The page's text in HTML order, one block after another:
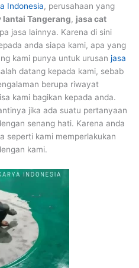
Indonesia, perusahaan yang
lantai Tangerang, jasa cat
jasa lainnya. Karena di sini
anda siapa kami, apa yang
kami punya untuk urusan jasa
datang kepada kami, sebab
berupa riwayat
kami bagikan kepada anda.
jika ada suatu pertanyaan
senang hati. Karena anda
seperti kami memperlakukan
kami.